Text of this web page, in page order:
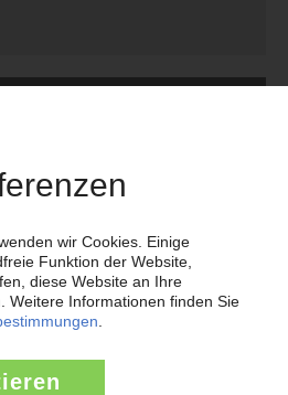
und Neuigkeiten aus der
brandaktuell!